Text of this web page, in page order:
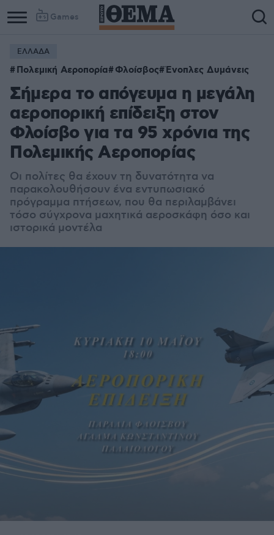
Games
ΕΛΛΑΔΑ
Πολεμική Αεροπορία Φλοίσβος Ένοπλες Δυμάνεις
Σήμερα το απόγευμα η μεγάλη
αεροπορική επίδειξη στον
Φλοίσβο για τα 95 χρόνια της
Πολεμικής Αεροπορίας
Οι πολίτες θα έχουν τη δυνατότητα να
παρακολουθήσουν ένα εντυπωσιακό
πρόγραμμα πτήσεων, που θα περιλαμβάνει
τόσο σύγχρονα μαχητικά αεροσκάφη όσο και
ιστορικά μοντέλα